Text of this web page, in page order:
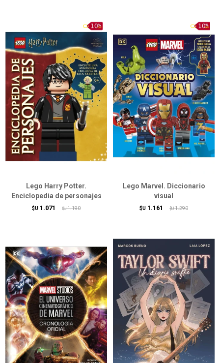
Lego Harry Potter.
Enciclopedia de personajes
$U 1.071 $U 1.190
Lego Marvel. Diccionario
visual
$U 1.161 $U 1.290